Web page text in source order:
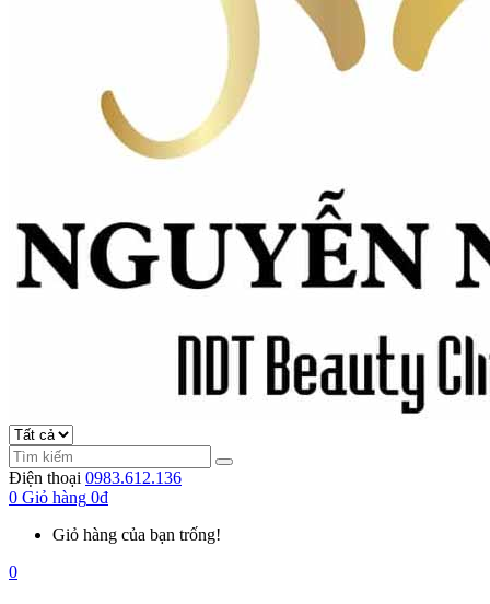
Điện thoại 0983.612.136
0 Giỏ hàng 0đ
Giỏ hàng của bạn trống!
0